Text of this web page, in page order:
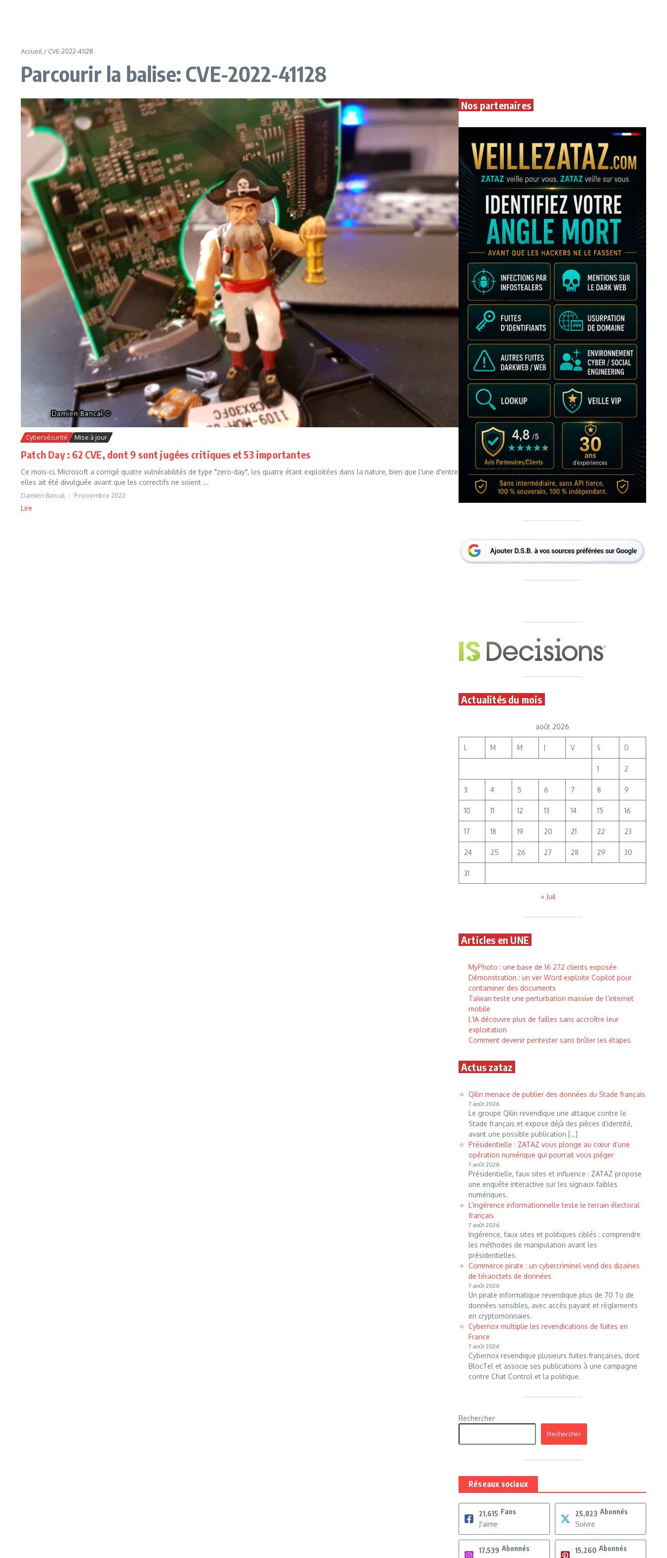
Accueil / CVE-2022-41128
Parcourir la balise: CVE-2022-41128
Cybersécurité Mise à jour
Patch Day : 62 CVE, dont 9 sont jugées critiques et 53 importantes
Ce mois-ci, Microsoft a corrigé quatre vulnérabilités de type "zero-day", les quatre étant exploitées dans la nature, bien que l'une d'entre
elles ait été divulguée avant que les correctifs ne soient ...
Damien Bancal 9 novembre 2022
Lire
Nos partenaires
Actualités du mois
août 2026
L M M J V S D
1 2
3 4 5 6 7 8 9
10 11 12 13 14 15 16
17 18 19 20 21 22 23
24 25 26 27 28 29 30
31
« Juil
Articles en UNE
MyPhoto : une base de 16 272 clients exposée
Démonstration : un ver Word exploite Copilot pour
contaminer des documents
Taïwan teste une perturbation massive de l’internet
mobile
L’IA découvre plus de failles sans accroître leur
exploitation
Comment devenir pentester sans brûler les étapes
Actus zataz
Qilin menace de publier des données du Stade français
7 août 2026
Le groupe Qilin revendique une attaque contre le
Stade français et expose déjà des pièces d’identité,
avant une possible publication […]
Présidentielle : ZATAZ vous plonge au cœur d’une
opération numérique qui pourrait vous piéger
7 août 2026
Présidentielle, faux sites et influence : ZATAZ propose
une enquête interactive sur les signaux faibles
numériques.
L’ingérence informationnelle teste le terrain électoral
français
7 août 2026
Ingérence, faux sites et politiques ciblés : comprendre
les méthodes de manipulation avant les
présidentielles.
Commerce pirate : un cybercriminel vend des dizaines
de téraoctets de données
7 août 2026
Un pirate informatique revendique plus de 70 To de
données sensibles, avec accès payant et règlements
en cryptomonnaies.
Cybernox multiplie les revendications de fuites en
France
7 août 2026
Cybernox revendique plusieurs fuites françaises, dont
BlocTel et associe ses publications à une campagne
contre Chat Control et la politique.
Rechercher
Rechercher
Réseaux sociaux
21,615 Fans
J'aime
25,823 Abonnés
Suivre
17,539 Abonnés
15,260 Abonnés